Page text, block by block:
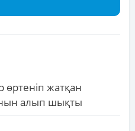
өртеніп жатқан
алып шықты